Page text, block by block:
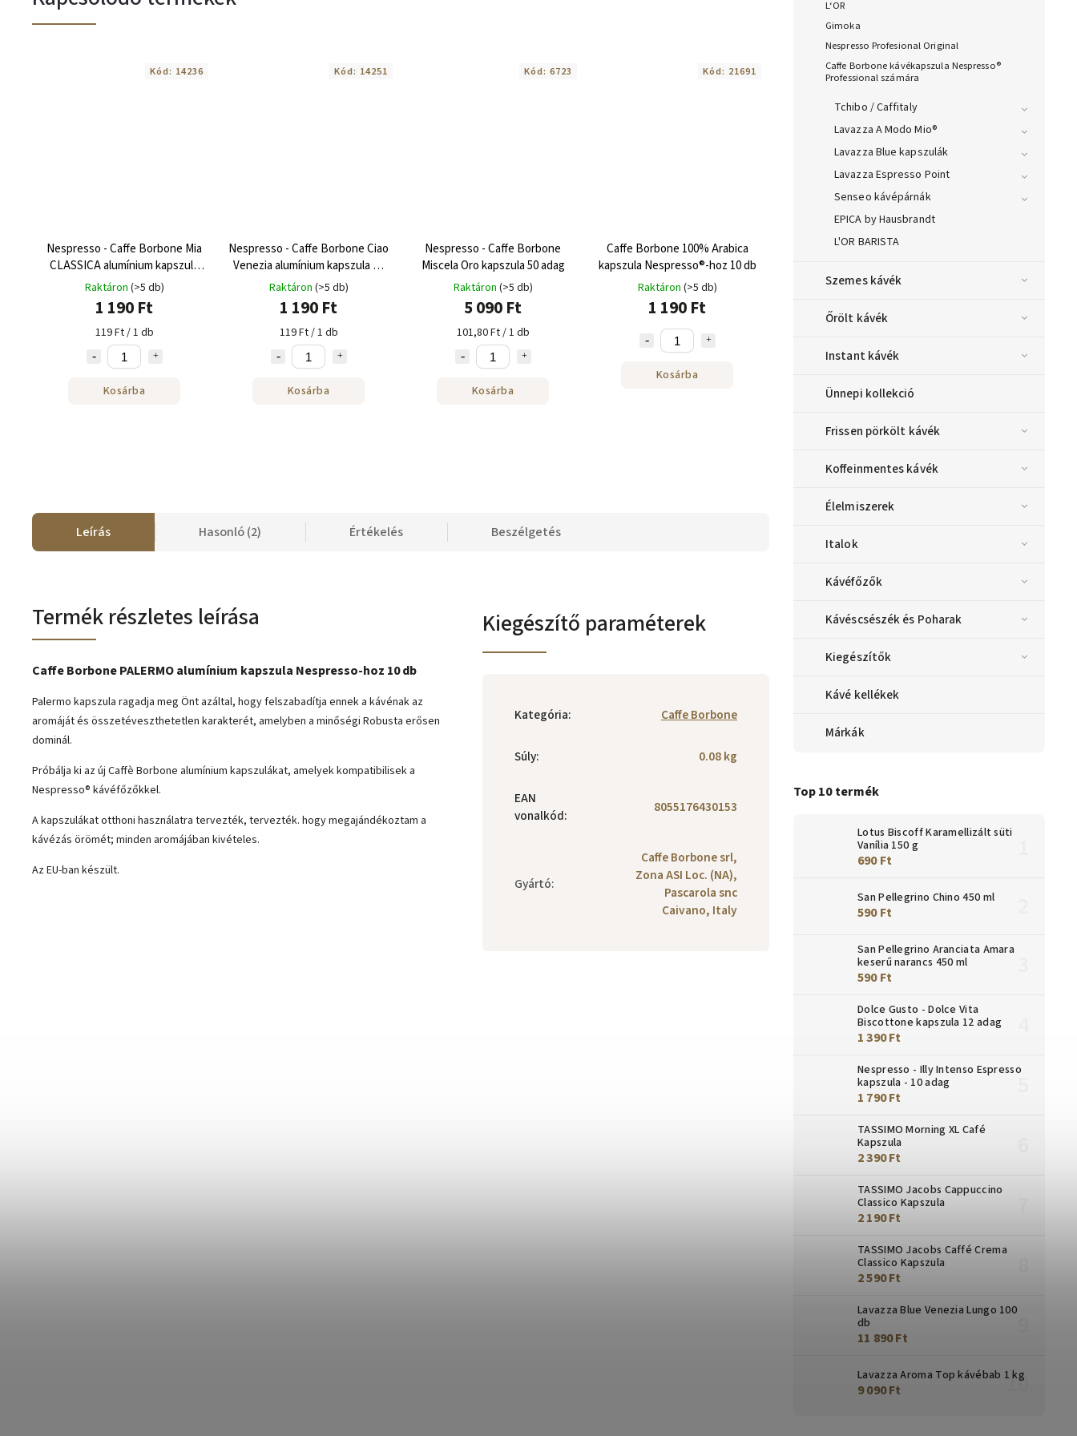
L‘OR
Gimoka
Nespresso Profesional Original
Caffe Borbone kávékapszula Nespresso®
Professional számára
Tchibo / Caffitaly
Lavazza A Modo Mio®
Lavazza Blue kapszulák
Lavazza Espresso Point
Senseo kávépárnák
EPICA by Hausbrandt
L'OR BARISTA
Szemes kávék
Őrölt kávék
Instant kávék
Ünnepi kollekció
Frissen pörkölt kávék
Koffeinmentes kávék
Élelmiszerek
Italok
Kávéfőzők
Kávéscsészék és Poharak
Kiegészítők
Kávé kellékek
Márkák
Top 10 termék
Lotus Biscoff Karamellizált süti
Vanília 150 g
690 Ft
San Pellegrino Chino 450 ml
590 Ft
San Pellegrino Aranciata Amara
keserű narancs 450 ml
590 Ft
Dolce Gusto - Dolce Vita
Biscottone kapszula 12 adag
1 390 Ft
Nespresso - Illy Intenso Espresso
kapszula - 10 adag
1 790 Ft
TASSIMO Morning XL Café
Kapszula
2 390 Ft
TASSIMO Jacobs Cappuccino
Classico Kapszula
2 190 Ft
TASSIMO Jacobs Caffé Crema
Classico Kapszula
2 590 Ft
Lavazza Blue Venezia Lungo 100
db
11 890 Ft
Lavazza Aroma Top kávébab 1 kg
9 090 Ft
Nespresso - Caffe Borbone Mia
CLASSICA alumínium kapszula
10 adag
Raktáron (>5 db)
1 190 Ft
119 Ft / 1 db
Kosárba
Kód: 14236
Nespresso - Caffe Borbone Ciao
Venezia alumínium kapszula 10
adag
Raktáron (>5 db)
1 190 Ft
119 Ft / 1 db
Kosárba
Kód: 14251
Nespresso - Caffe Borbone
Miscela Oro kapszula 50 adag
Raktáron (>5 db)
5 090 Ft
101,80 Ft / 1 db
Kosárba
Kód: 6723
Caffe Borbone 100% Arabica
kapszula Nespresso®-hoz 10 db
Raktáron (>5 db)
1 190 Ft
Kosárba
Kód: 21691
Leírás Hasonló (2) Értékelés Beszélgetés
Termék részletes leírása
Caffe Borbone PALERMO alumínium kapszula Nespresso-hoz 10 db
Palermo kapszula ragadja meg Önt azáltal, hogy felszabadítja ennek a kávénak az
aromáját és összetéveszthetetlen karakterét, amelyben a minőségi Robusta erősen
dominál.
Próbálja ki az új Caffè Borbone alumínium kapszulákat, amelyek kompatibilisek a
Nespresso® kávéfőzőkkel.
A kapszulákat otthoni használatra tervezték, tervezték. hogy megajándékoztam a
kávézás örömét; minden aromájában kivételes.
Az EU-ban készült.
Kiegészítő paraméterek
Kategória: Caffe Borbone
Súly: 0.08 kg
EAN
vonalkód: 8055176430153
Gyártó:
Caffe Borbone srl,
Zona ASI Loc. (NA),
Pascarola snc
Caivano, Italy